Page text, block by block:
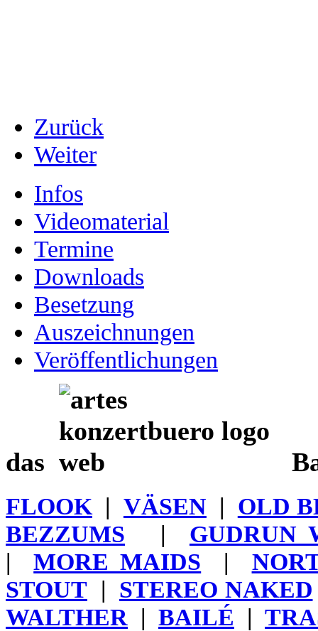
Zurück
Weiter
Infos
Videomaterial
Termine
Downloads
Besetzung
Auszeichnungen
Veröffentlichungen
das
FLOOK | VÄSEN| OLD
BEZZUMS | GUDRUN
|MORE MAIDS |
STOUT | STEREO NAKED
WALTHER | BAILÉ |